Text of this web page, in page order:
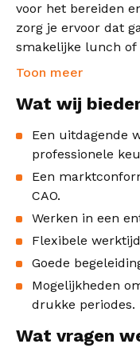
voor het bereiden
zorg je ervoor dat
smakelijke lunch
maar bent ook een
bediening.
Toon meer
Wat wij
Een uitdagende
professionele
Een
CAO.
Werken in een
Flexibele
Goede
Mogelijkheden
drukke periodes.
Wat vragen